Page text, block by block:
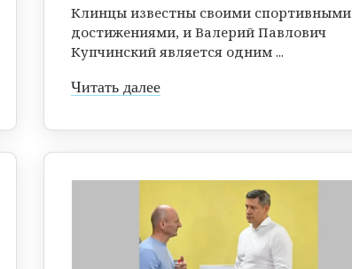
Клинцы известны своими спортивными
достижениями, и Валерий Павлович
Купчинский является одним ...
Читать далее